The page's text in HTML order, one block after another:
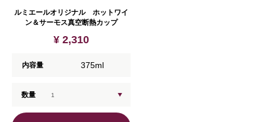
ルミエールオリジナル ホットワイ
ン＆サーモス真空断熱カップ
¥ 2,310
内容量 375ml
数量